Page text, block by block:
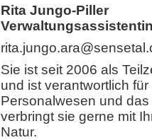
Rita Jungo-Piller
Sie ist seit 2006 als
und ist verantwortlich
Personalwesen und
verbringt sie gerne mit
Natur.